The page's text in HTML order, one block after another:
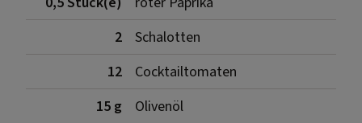
2
Schalotten
12
Cocktailtomaten
15 g
Olivenöl